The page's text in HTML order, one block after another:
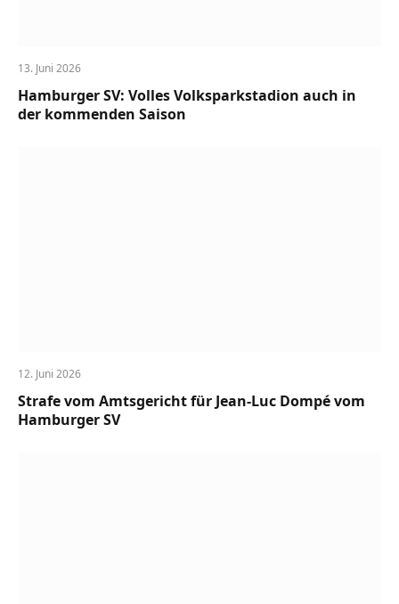
13. Juni 2026
Hamburger SV: Volles Volksparkstadion auch in
der kommenden Saison
12. Juni 2026
Strafe vom Amtsgericht für Jean-Luc Dompé vom
Hamburger SV